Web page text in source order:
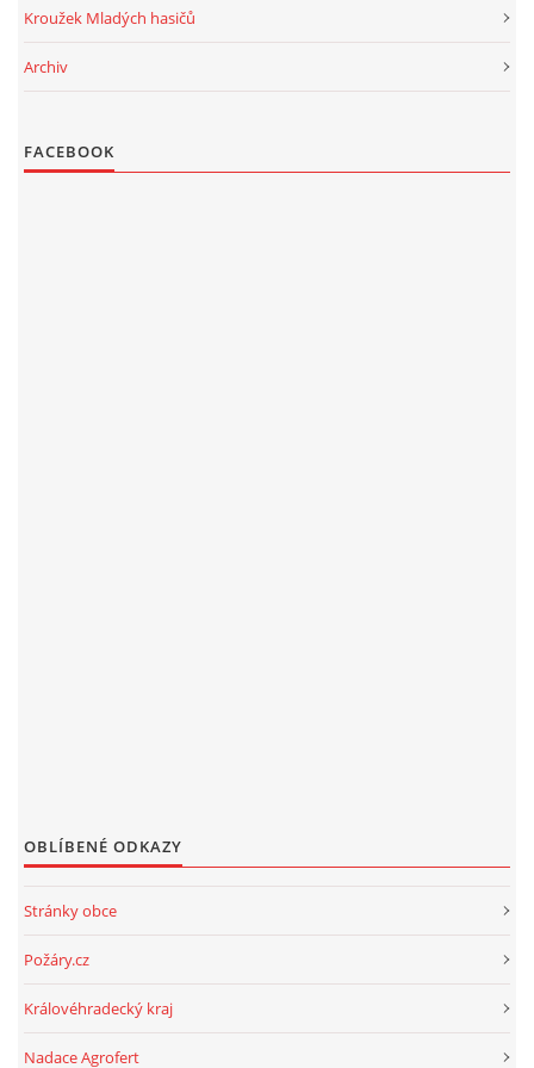
Kroužek Mladých hasičů
Archiv
FACEBOOK
OBLÍBENÉ ODKAZY
Stránky obce
Požáry.cz
Královéhradecký kraj
Nadace Agrofert